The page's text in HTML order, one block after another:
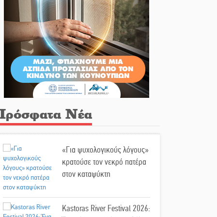
Νέα
«Για ψυχολογικούς λόγους»
κρατούσε τον νεκρό πατέρα
στον καταψύκτη
Kastoras River Festival 2026: